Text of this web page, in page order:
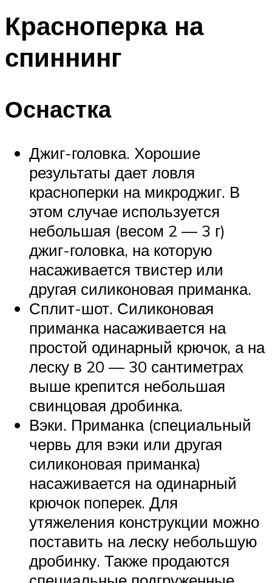
Красноперка на
спиннинг
Оснастка
Джиг-головка. Хорошие
результаты дает ловля
красноперки на микроджиг. В
этом случае используется
небольшая (весом 2 — 3 г)
джиг-головка, на которую
насаживается твистер или
другая силиконовая приманка.
Сплит-шот. Силиконовая
приманка насаживается на
простой одинарный крючок, а на
леску в 20 — 30 сантиметрах
выше крепится небольшая
свинцовая дробинка.
Вэки. Приманка (специальный
червь для вэки или другая
силиконовая приманка)
насаживается на одинарный
крючок поперек. Для
утяжеления конструкции можно
поставить на леску небольшую
дробинку. Также продаются